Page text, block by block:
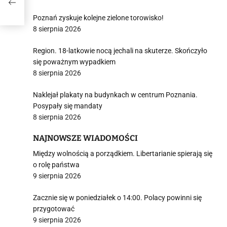
Poznań zyskuje kolejne zielone torowisko!
8 sierpnia 2026
Region. 18-latkowie nocą jechali na skuterze. Skończyło
się poważnym wypadkiem
8 sierpnia 2026
Naklejał plakaty na budynkach w centrum Poznania.
Posypały się mandaty
8 sierpnia 2026
NAJNOWSZE WIADOMOŚCI
Między wolnością a porządkiem. Libertarianie spierają się
o rolę państwa
9 sierpnia 2026
Zacznie się w poniedziałek o 14:00. Polacy powinni się
przygotować
9 sierpnia 2026